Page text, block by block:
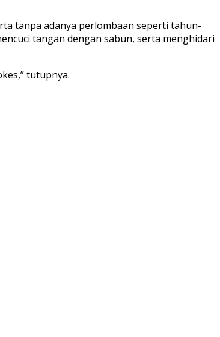
tanpa adanya perlombaan seperti tahun-
tangan dengan sabun, serta menghidari
tutupnya.